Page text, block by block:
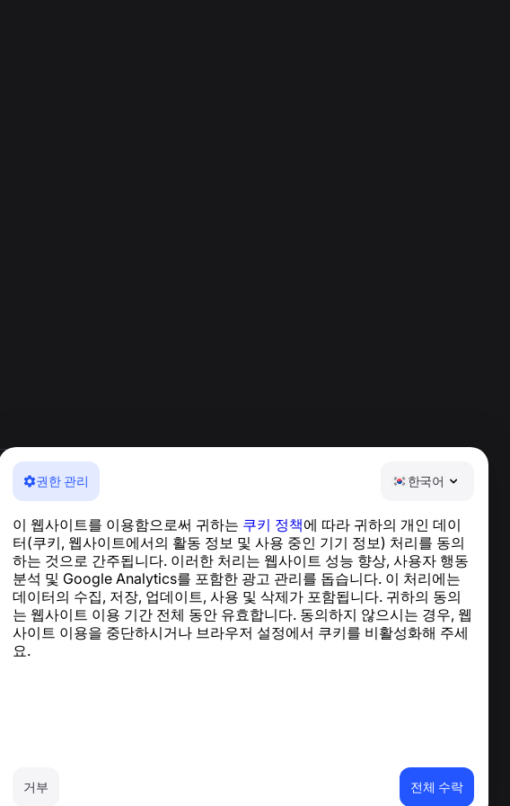
권한 관리 한국어
이 웹사이트를 이용함으로써 귀하는 쿠키 정책에 따라 귀하의 개인 데이
터(쿠키, 웹사이트에서의 활동 정보 및 사용 중인 기기 정보) 처리를 동의
하는 것으로 간주됩니다. 이러한 처리는 웹사이트 성능 향상, 사용자 행동
분석 및 Google Analytics를 포함한 광고 관리를 돕습니다. 이 처리에는
데이터의 수집, 저장, 업데이트, 사용 및 삭제가 포함됩니다. 귀하의 동의
는 웹사이트 이용 기간 전체 동안 유효합니다. 동의하지 않으시는 경우, 웹
사이트 이용을 중단하시거나 브라우저 설정에서 쿠키를 비활성화해 주세
요.
거부 전체 수락
도움말 센터
뉴스 및 기사
프로젝트 소개
연락처